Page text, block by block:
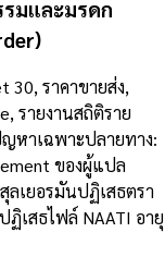
มและมรดก
30, ราคาขายส่ง,
รายงานสถิติราย
หาเฉพาะปลายทาง:
ของผู้แปล
ลเยอรมันปฏิเสธตรา
เสธไฟล์ NAATI อายุ